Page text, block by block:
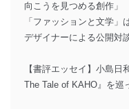
向こうを見つめる創作」
「ファッションと文学
デザイナーによる公開対
【書評エッセイ】小島
The Tale of KAHO』を巡